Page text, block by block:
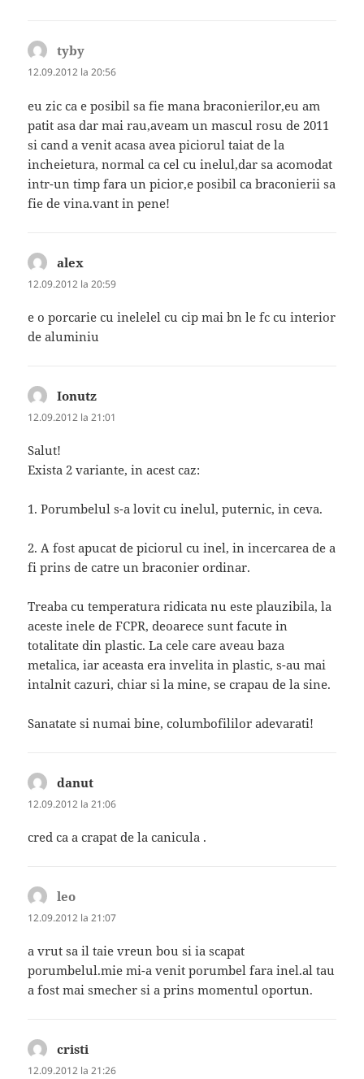
tyby
12.09.2012 la 20:56
eu zic ca e posibil sa fie mana braconierilor,eu am
patit asa dar mai rau,aveam un mascul rosu de 2011
si cand a venit acasa avea piciorul taiat de la
incheietura, normal ca cel cu inelul,dar sa acomodat
intr-un timp fara un picior,e posibil ca braconierii sa
fie de vina.vant in pene!
alex
12.09.2012 la 20:59
e o porcarie cu inelelel cu cip mai bn le fc cu interior
de aluminiu
Ionutz
12.09.2012 la 21:01
Salut!
Exista 2 variante, in acest caz:
1. Porumbelul s-a lovit cu inelul, puternic, in ceva.
2. A fost apucat de piciorul cu inel, in incercarea de a
fi prins de catre un braconier ordinar.
Treaba cu temperatura ridicata nu este plauzibila, la
aceste inele de FCPR, deoarece sunt facute in
totalitate din plastic. La cele care aveau baza
metalica, iar aceasta era invelita in plastic, s-au mai
intalnit cazuri, chiar si la mine, se crapau de la sine.
Sanatate si numai bine, columbofililor adevarati!
danut
12.09.2012 la 21:06
cred ca a crapat de la canicula .
leo
12.09.2012 la 21:07
a vrut sa il taie vreun bou si ia scapat
porumbelul.mie mi-a venit porumbel fara inel.al tau
a fost mai smecher si a prins momentul oportun.
cristi
12.09.2012 la 21:26